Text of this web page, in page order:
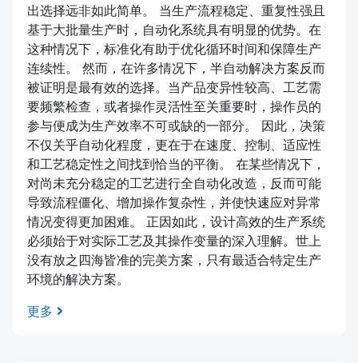
出选择远非如此简单。 当生产流程稳定、重复性强且
基于大批量生产时，自动化系统具有明显的优势。在
这种情况下，标准化有助于优化循环时间和保障生产
连续性。 然而，在许多情况下，半自动解决方案反而
被证明是最有效的选择。当产品变异性较高、工艺需
要频繁检查，或者操作灵活性至关重要时，操作员的
参与便成为生产效率不可或缺的一部分。 因此，决策
不仅关乎自动化程度，更在于在速度、控制、适应性
和工艺稳定性之间找到恰当的平衡。 在某些情况下，
对尚未充分稳定的工艺进行全自动化改造，反而可能
导致流程僵化、增加操作复杂性，并使快速应对异常
情况变得更加困难。 正因如此，设计高效的生产系统
必须始于对实际工艺及其操作变量的深入理解。世上
没有放之四海皆准的完美方案，只有最适合特定生产
环境的解决方案。
更多